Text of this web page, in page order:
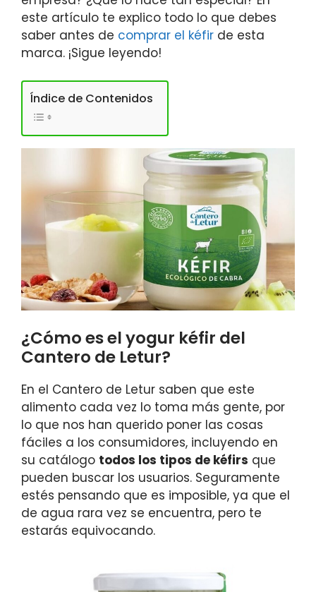
este artículo te explico todo lo que debes
saber antes de comprar el kéfir de esta
marca. ¡Sigue leyendo!
Índice de Contenidos
¿Cómo es el yogur kéfir del
Cantero de Letur?
En el Cantero de Letur saben que este
alimento cada vez lo toma más gente, por
lo que nos han querido poner las cosas
fáciles a los consumidores, incluyendo en
su catálogo todos los tipos de kéfirs que
pueden buscar los usuarios. Seguramente
estés pensando que es imposible, ya que el
de agua rara vez se encuentra, pero te
estarás equivocando.